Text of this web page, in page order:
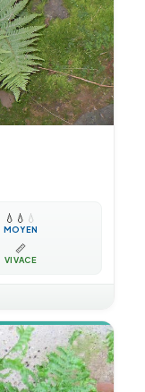
💧 💧 💧
MOYEN
📏
VIVACE